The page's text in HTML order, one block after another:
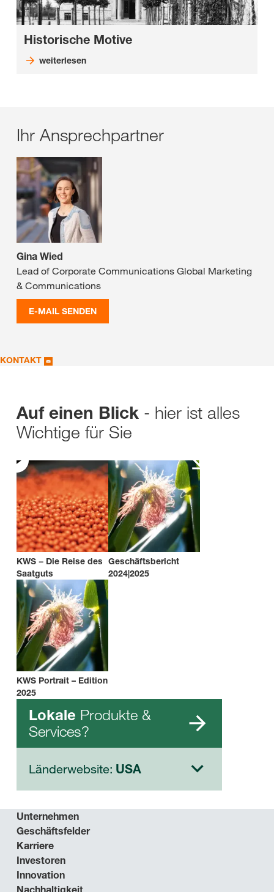
Historische Motive
weiterlesen
Ihr Ansprechpartner
Gina Wied
Lead of Corporate Communications Global Marketing
& Communications
E-MAIL SENDEN
KONTAKT
Auf einen Blick - hier ist alles
Wichtige für Sie
KWS − Die Reise des
Saatguts
Geschäftsbericht
2024|2025
KWS Portrait – Edition
2025
Lokale Produkte &
Services?
Länderwebsite: USA
Unternehmen
Geschäftsfelder
Karriere
Investoren
Innovation